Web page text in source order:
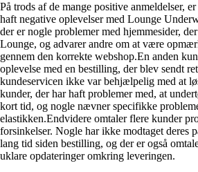
På trods af de mange positive anmeldelser,
haft negative oplevelser med Lounge
der er nogle problemer med hjemmesider,
Lounge, og advarer andre om at være
gennem den korrekte webshop.En anden
oplevelse med en bestilling, der blev sendt
kundeservicen ikke var behjælpelig med at
kunder, der har haft problemer med, at
kort tid, og nogle nævner specifikke
elastikken.Endvidere omtaler flere kunder
forsinkelser. Nogle har ikke modtaget deres
lang tid siden bestilling, og der er også
uklare opdateringer omkring leveringen.